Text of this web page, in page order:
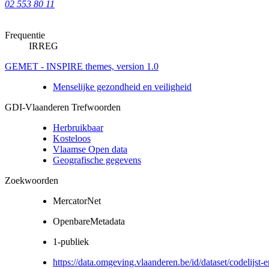
02 553 80 11
Frequentie
IRREG
GEMET - INSPIRE themes, version 1.0
Menselijke gezondheid en veiligheid
GDI-Vlaanderen Trefwoorden
Herbruikbaar
Kosteloos
Vlaamse Open data
Geografische gegevens
Zoekwoorden
MercatorNet
OpenbareMetadata
1-publiek
https://data.omgeving.vlaanderen.be/id/dataset/codelijst-